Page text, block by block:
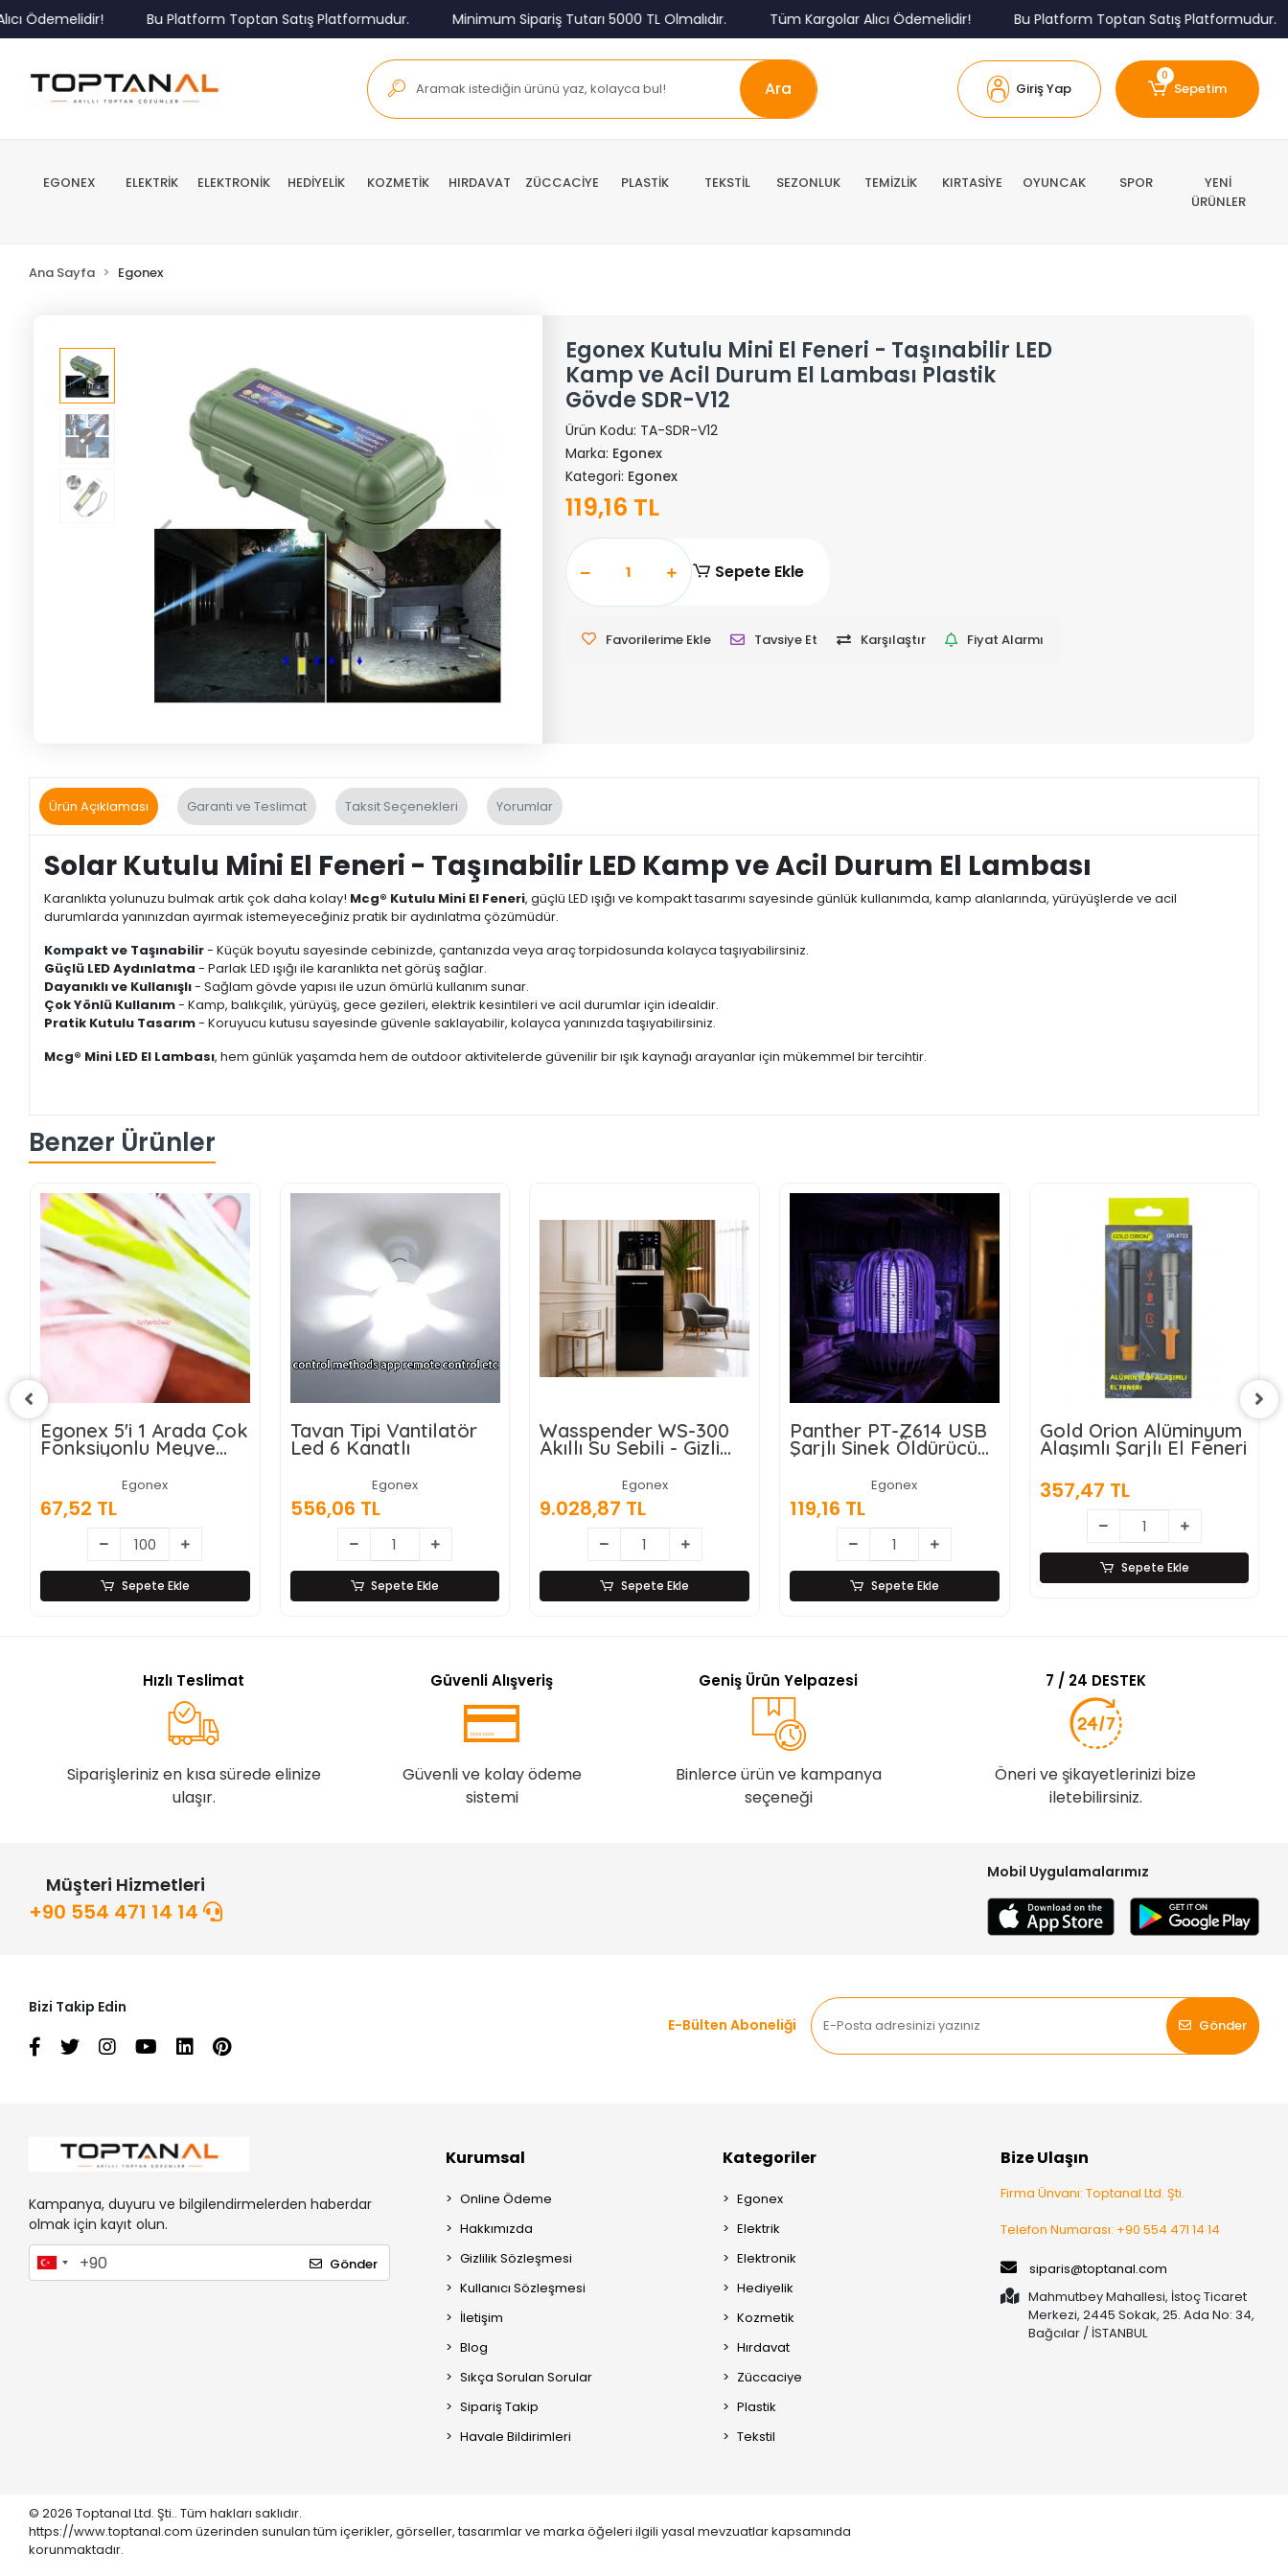
Bu Platform Toptan Satış Platformudur. Minimum Sipariş Tutarı 5000 TL Olmalıdır. Tüm Kargolar Alıcı Ödemelidir! Bu Platform Toptan Satış Platformudur.
Ara Giriş Yap
0
Sepetim
EGONEX ELEKTRİK ELEKTRONİK HEDİYELİK KOZMETİK HIRDAVAT ZÜCCACİYE PLASTİK TEKSTİL SEZONLUK TEMİZLİK KIRTASİYE OYUNCAK SPOR
YENİ
ÜRÜNLER
Ana Sayfa Egonex
Egonex Kutulu Mini El Feneri - Taşınabilir LED
Kamp ve Acil Durum El Lambası Plastik
Gövde SDR-V12
Ürün Kodu: TA-SDR-V12
Marka: Egonex
Kategori: Egonex
119,16 TL
Sepete Ekle
Favorilerime Ekle Tavsiye Et Karşılaştır Fiyat Alarmı
Ürün Açıklaması Garanti ve Teslimat Taksit Seçenekleri Yorumlar
Solar Kutulu Mini El Feneri - Taşınabilir LED Kamp ve Acil Durum El Lambası
Karanlıkta yolunuzu bulmak artık çok daha kolay! Mcg® Kutulu Mini El Feneri, güçlü LED ışığı ve kompakt tasarımı sayesinde günlük kullanımda, kamp alanlarında, yürüyüşlerde ve acil
durumlarda yanınızdan ayırmak istemeyeceğiniz pratik bir aydınlatma çözümüdür.
Kompakt ve Taşınabilir- Küçük boyutu sayesinde cebinizde, çantanızda veya araç torpidosunda kolayca taşıyabilirsiniz.
Güçlü LED Aydınlatma - Parlak LED ışığı ile karanlıkta net görüş sağlar.
Dayanıklı ve Kullanışlı- Sağlam gövde yapısı ile uzun ömürlü kullanım sunar.
Çok Yönlü Kullanım- Kamp, balıkçılık, yürüyüş, gece gezileri, elektrik kesintileri ve acil durumlar için idealdir.
Pratik Kutulu Tasarım- Koruyucu kutusu sayesinde güvenle saklayabilir, kolayca yanınızda taşıyabilirsiniz.
Mcg® Mini LED El Lambası, hem günlük yaşamda hem de outdoor aktivitelerde güvenilir bir ışık kaynağı arayanlar için mükemmel bir tercihtir.
Benzer Ürünler
Tavan Tipi Vantilatör
Led 6 Kanatlı
Egonex
556,06 TL
Sepete Ekle
Wasspender WS-300
Akıllı Su Sebili - Gizli
Dokunmatik Ekran
Egonex
9.028,87 TL
Sepete Ekle
Panther PT-Z614 USB
Şarjlı Sinek Öldürücü
Egonex
119,16 TL
Sepete Ekle
Gold Orion Alüminyum
Alaşımlı Şarjlı El Feneri
357,47 TL
Sepete Ekle
Matematik İşlem
Rulosu (Tek İşlem
Seçenekli)
39,72 TL
Sepete Ekle
Hızlı Teslimat
Siparişleriniz en kısa sürede elinize
ulaşır.
Güvenli Alışveriş
Güvenli ve kolay ödeme
sistemi
Geniş Ürün Yelpazesi
Binlerce ürün ve kampanya
seçeneği
7 / 24 DESTEK
Öneri ve şikayetlerinizi bize
iletebilirsiniz.
Müşteri Hizmetleri
+90 554 471 14 14
Mobil Uygulamalarımız
Bizi Takip Edin
E-Bülten Aboneliği
Gönder
Kampanya, duyuru ve bilgilendirmelerden haberdar
olmak için kayıt olun.
Gönder
Kurumsal
Online Ödeme
Hakkımızda
Gizlilik Sözleşmesi
Kullanıcı Sözleşmesi
İletişim
Blog
Sıkça Sorulan Sorular
Sipariş Takip
Havale Bildirimleri
Kategoriler
Egonex
Elektrik
Elektronik
Hediyelik
Kozmetik
Hırdavat
Züccaciye
Plastik
Tekstil
Bize Ulaşın
Firma Ünvanı: Toptanal Ltd. Şti.
Telefon Numarası: +90 554 471 14 14
siparis@toptanal.com
Mahmutbey Mahallesi, İstoç Ticaret
Merkezi, 2445 Sokak, 25. Ada No: 34,
Bağcılar / İSTANBUL
© 2026 Toptanal Ltd. Şti.. Tüm hakları saklıdır.
https://www.toptanal.com üzerinden sunulan tüm içerikler, görseller, tasarımlar ve marka öğeleri ilgili yasal mevzuatlar kapsamında
korunmaktadır.